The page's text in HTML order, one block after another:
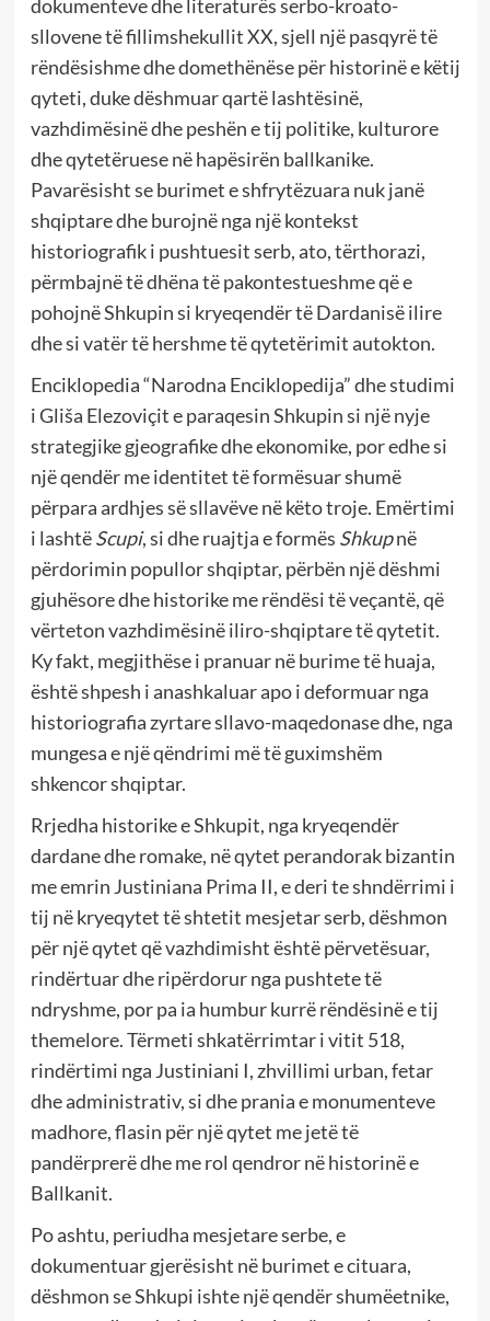
dokumenteve dhe literaturës serbo-kroato-
sllovene të fillimshekullit XX, sjell një pasqyrë të
rëndësishme dhe domethënëse për historinë e këtij
qyteti, duke dëshmuar qartë lashtësinë,
vazhdimësinë dhe peshën e tij politike, kulturore
dhe qytetëruese në hapësirën ballkanike.
Pavarësisht se burimet e shfrytëzuara nuk janë
shqiptare dhe burojnë nga një kontekst
historiografik i pushtuesit serb, ato, tërthorazi,
përmbajnë të dhëna të pakontestueshme që e
pohojnë Shkupin si kryeqendër të Dardanisë ilire
dhe si vatër të hershme të qytetërimit autokton.
Enciklopedia “Narodna Enciklopedija” dhe studimi
i Gliša Elezoviçit e paraqesin Shkupin si një nyje
strategjike gjeografike dhe ekonomike, por edhe si
një qendër me identitet të formësuar shumë
përpara ardhjes së sllavëve në këto troje. Emërtimi
i lashtëScupi, si dhe ruajtja e formës Shkupnë
përdorimin popullor shqiptar, përbën një dëshmi
gjuhësore dhe historike me rëndësi të veçantë, që
vërteton vazhdimësinë iliro-shqiptare të qytetit.
Ky fakt, megjithëse i pranuar në burime të huaja,
është shpesh i anashkaluar apo i deformuar nga
historiografia zyrtare sllavo-maqedonase dhe, nga
mungesa e një qëndrimi më të guximshëm
shkencor shqiptar.
Rrjedha historike e Shkupit, nga kryeqendër
dardane dhe romake, në qytet perandorak bizantin
me emrin Justiniana Prima II, e deri te shndërrimi i
tij në kryeqytet të shtetit mesjetar serb, dëshmon
për një qytet që vazhdimisht është përvetësuar,
rindërtuar dhe ripërdorur nga pushtete të
ndryshme, por pa ia humbur kurrë rëndësinë e tij
themelore. Tërmeti shkatërrimtar i vitit 518,
rindërtimi nga Justiniani I, zhvillimi urban, fetar
dhe administrativ, si dhe prania e monumenteve
madhore, flasin për një qytet me jetë të
pandërprerë dhe me rol qendror në historinë e
Ballkanit.
Po ashtu, periudha mesjetare serbe, e
dokumentuar gjerësisht në burimet e cituara,
dëshmon se Shkupi ishte një qendër shumëetnike,